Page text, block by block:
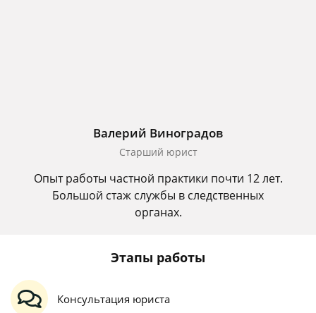
Валерий Виноградов
Старший юрист
Опыт работы частной практики почти 12 лет.
Большой стаж службы в следственных
органах.
Этапы работы
Консультация юриста